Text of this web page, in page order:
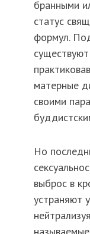
бранными
статус
формул.
матерные
своими
Но
выброс в
устраняют